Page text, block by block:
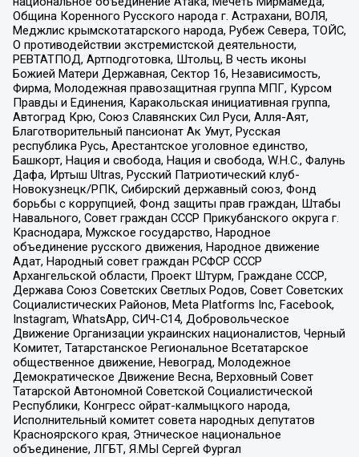
Община Коренного Русского народа г. Астрахани, ВОЛЯ,
Меджлис крымскотатарского народа, Рубеж Севера, ТОЙС,
О противодействии экстремистской деятельности,
РЕВТАТПОД, Артподготовка, Штольц, В честь иконы
Божией Матери Державная, Сектор 16, Независимость,
Фирма, Молодежная правозащитная группа МПГ, Курсом
Правды и Единения, Каракольская инициативная группа,
Автоград Крю, Союз Славянских Сил Руси, Алля-Аят,
Благотворительный пансионат Ак Умут, Русская
республика Русь, Арестантское уголовное единство,
Башкорт, Нация и свобода, Нация и свобода, W.H.С., Фалунь
Дафа, Иртыш Ultras, Русский Патриотический клуб-
Новокузнецк/РПК, Сибирский державный союз, Фонд
борьбы с коррупцией, Фонд защиты прав граждан, Штабы
Навального, Совет граждан СССР Прикубанского округа г.
Краснодара, Мужское государство, Народное
объединение русского движения, Народное движение
Адат, Народный совет граждан РСФСР СССР
Архангельской области, Проект Штурм, Граждане СССР,
Держава Союз Советских Светлых Родов, Совет Советских
Социалистических Районов, Meta Platforms Inc, Facebook,
Instagram, WhatsApp, СИЧ-С14, Добровольческое
Движение Организации украинских националистов, Черный
Комитет, Татарстанское Региональное Всетатарское
общественное движение, Невоград, Молодежное
Демократическое Движение Весна, Верховный Совет
Татарской Автономной Советской Социалистической
Республики, Конгресс ойрат-калмыцкого народа,
Исполнительный комитет совета народных депутатов
Красноярского края, Этническое национальное
объединение, ЛГБТ, Я.МЫ Сергей Фургал